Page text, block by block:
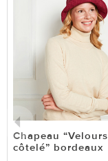
Chapeau “Velours
côtelé” bordeaux